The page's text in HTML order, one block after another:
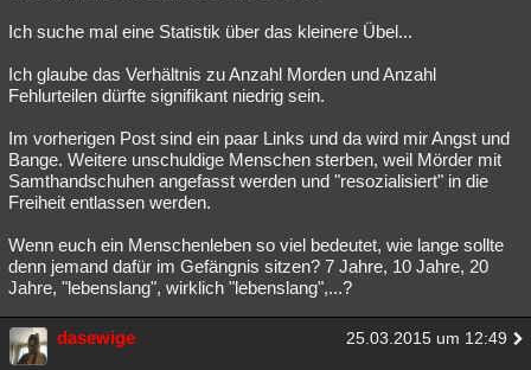
Ich suche mal eine Statistik über das kleinere Übel...
Ich glaube das Verhältnis zu Anzahl Morden und Anzahl
Fehlurteilen dürfte signifikant niedrig sein.
Im vorherigen Post sind ein paar Links und da wird mir Angst und
Bange. Weitere unschuldige Menschen sterben, weil Mörder mit
Samthandschuhen angefasst werden und "resozialisiert" in die
Freiheit entlassen werden.
Wenn euch ein Menschenleben so viel bedeutet, wie lange sollte
denn jemand dafür im Gefängnis sitzen? 7 Jahre, 10 Jahre, 20
Jahre, "lebenslang", wirklich "lebenslang",...?
dasewige 25.03.2015 um 12:49